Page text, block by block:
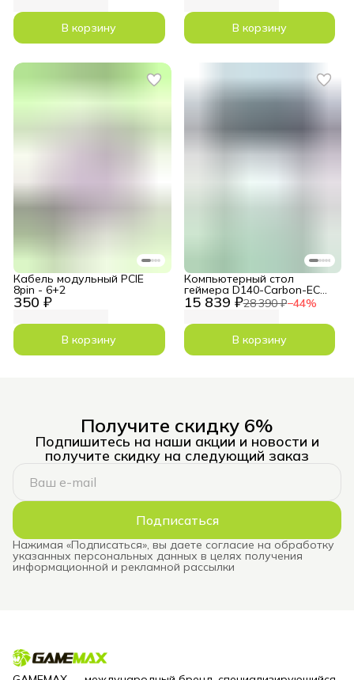
В корзину В корзину
350 ₽
Кабель модульный PCIE
8pin - 6+2
В корзину
15 839 ₽28 390 ₽−44%
Компьютерный стол
геймера D140-Carbon-EC
регулировка высоты
В корзину
Получите скидку 6%
Подпишитесь на наши акции и новости и
получите скидку на следующий заказ
Подписаться
Нажимая «Подписаться», вы даете согласие на обработку
указанных персональных данных в целях получения
информационной и рекламной рассылки